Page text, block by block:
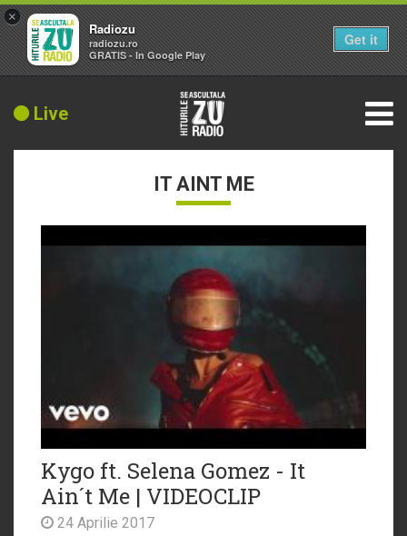
Live
IT AINT ME
Kygo ft. Selena Gomez - It
Ain´t Me | VIDEOCLIP
24 Aprilie 2017
×
Radiozu
radiozu.ro
GRATIS - In Google Play
Get it